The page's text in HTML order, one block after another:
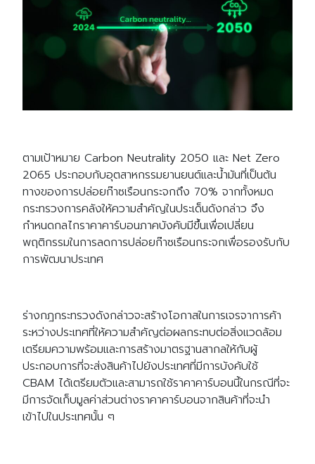
ตามเป้าหมาย Carbon Neutrality 2050 และ Net Zero
2065 ประกอบกับอุตสาหกรรมยานยนต์และน้ำมันที่เป็นต้น
ทางของการปล่อยก๊าซเรือนกระจกถึง 70% จากทั้งหมด
กระทรวงการคลังให้ความสำคัญในประเด็นดังกล่าว จึง
กำหนดกลไกราคาคาร์บอนภาคบังคับมีขึ้นเพื่อเปลี่ยน
พฤติกรรมในการลดการปล่อยก๊าซเรือนกระจกเพื่อรองรับกับ
การพัฒนาประเทศ
ร่างกฎกระทรวงดังกล่าวจะสร้างโอกาสในการเจรจาการค้า
ระหว่างประเทศที่ให้ความสำคัญต่อผลกระทบต่อสิ่งแวดล้อม
เตรียมความพร้อมและการสร้างมาตรฐานสากลให้กับผู้
ประกอบการที่จะส่งสินค้าไปยังประเทศที่มีการบังคับใช้
CBAM ได้เตรียมตัวและสามารถใช้ราคาคาร์บอนนี้ในกรณีที่จะ
มีการจัดเก็บมูลค่าส่วนต่างราคาคาร์บอนจากสินค้าที่จะนำ
เข้าไปในประเทศนั้น ๆ